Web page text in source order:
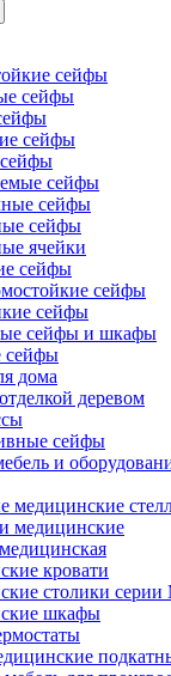
сейфы
сейфы
сейфы
сейфы
сейфы
сейфы
ячейки
сейфы
сейфы
сейфы
сейфы и шкафы
сейфы
дома
деревом
сейфы
и
медицинские
медицинские
кровати
столики серии
шкафы